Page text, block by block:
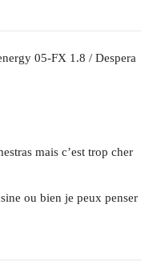
05-FX 1.8 / Despera
mais c’est trop cher
ou bien je peux penser